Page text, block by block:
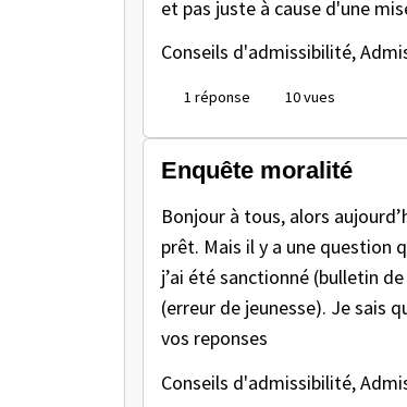
et pas juste à cause d'une
Conseils d'admissibilité,
1 réponse 10 vues
Enquête moralité
Bonjour à tous, alors
prêt. Mais il y a une question
j’ai été sanctionné (bulletin
(erreur de jeunesse). Je sais
vos reponses
Conseils d'admissibilité,